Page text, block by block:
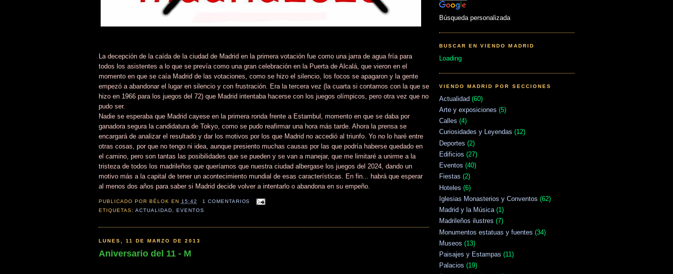
La decepción de la caída de la ciudad de Madrid en la primera votación fue como una jarra de agua fría para
todos los asistentes a lo que se prevía como una gran celebración en la Puerta de Alcalá, que vieron en el
momento en que se caía Madrid de las votaciones, como se hizo el silencio, los focos se apagaron y la gente
empezó a abandonar el lugar en silencio y con frustración. Era la tercera vez (la cuarta si contamos con la que se
hizo en 1966 para los juegos del 72) que Madrid intentaba hacerse con los juegos olímpicos, pero otra vez que no
pudo ser.
Nadie se esperaba que Madrid cayese en la primera ronda frente a Estambul, momento en que se daba por
ganadora segura la candidatura de Tokyo, como se pudo reafirmar una hora más tarde. Ahora la prensa se
encargará de analizar el resultado y dar los motivos por los que Madrid no accedió al triunfo. Yo no lo haré entre
otras cosas, por que no tengo ni idea, aunque presiento muchas causas por las que podría haberse quedado en
el camino, pero son tantas las posibilidades que se pueden y se van a manejar, que me limitaré a unirme a la
tristeza de todos los madrileños que queríamos que nuestra ciudad albergase los juegos del 2024, dando un
motivo más a la capital de tener un acontecimiento mundial de esas características. En fin... habrá que esperar
al menos dos años para saber si Madrid decide volver a intentarlo o abandona en su empeño.
PUBLICADO POR BÉLOK EN 15:42
1 COMENTARIOS
ETIQUETAS: ACTUALIDAD EVENTOS
LUNES, 11 DE MARZO DE 2013
Aniversario del 11 - M
Búsqueda personalizada
BUSCAR EN VIENDO MADRID
Loading
VIENDO MADRID POR SECCIONES
Actualidad (60)
Arte y exposiciones (5)
Calles (4)
Curiosidades y Leyendas (12)
Deportes (2)
Edificios (27)
Eventos (40)
Fiestas (2)
Hoteles (6)
Iglesias Monasterios y Conventos (62)
Madrid y la Música (1)
Madrileños ilustres (7)
Monumentos estatuas y fuentes (34)
Museos (13)
Paisajes y Estampas (11)
Palacios (19)